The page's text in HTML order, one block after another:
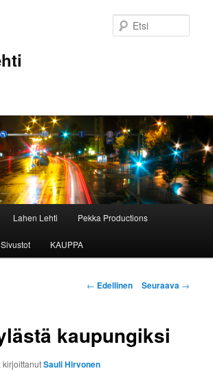
Lahen Lehti Pekka Productions
Sivustot KAUPPA
Artikkelien
← Edellinen Seuraava →
kaupungiksi
, kirjoittanutSauli Hirvonen